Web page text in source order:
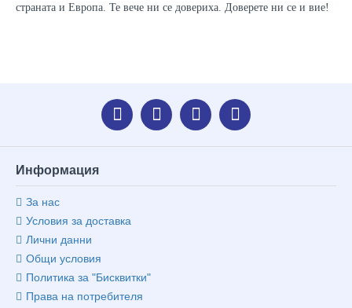
страната и Европа. Те вече ни се довериха. Доверете ни се и вие!
Информация
За нас
Условия за доставка
Лични данни
Общи условия
Политика за "Бисквитки"
Права на потребителя